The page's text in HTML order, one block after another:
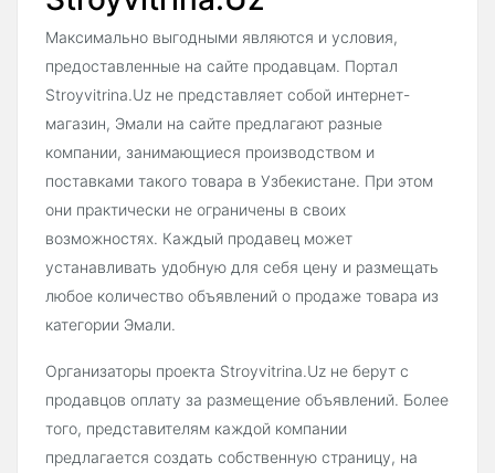
Максимально выгодными являются и условия,
предоставленные на сайте продавцам. Портал
Stroyvitrina.Uz не представляет собой интернет-
магазин, Эмали на сайте предлагают разные
компании, занимающиеся производством и
поставками такого товара в Узбекистане. При этом
они практически не ограничены в своих
возможностях. Каждый продавец может
устанавливать удобную для себя цену и размещать
любое количество объявлений о продаже товара из
категории Эмали.
Организаторы проекта Stroyvitrina.Uz не берут с
продавцов оплату за размещение объявлений. Более
того, представителям каждой компании
предлагается создать собственную страницу, на